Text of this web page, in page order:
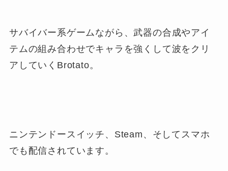
サバイバー系ゲームながら、武器の合成やアイ
テムの組み合わせでキャラを強くして波をクリ
アしていくBrotato。
ニンテンドースイッチ、Steam、そしてスマホ
でも配信されています。